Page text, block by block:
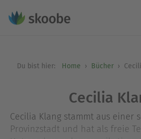
Du bist hier: Home Bücher
Cecilia
Cecilia Klang stammt aus einer
Provinzstadt und hat als freie